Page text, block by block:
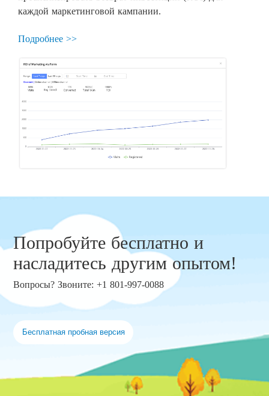
каждой маркетинговой кампании.
Подробнее >>
Попробуйте бесплатно и
насладитесь другим опытом!
Вопросы? Звоните: +1 801-997-0088
Бесплатная пробная версия